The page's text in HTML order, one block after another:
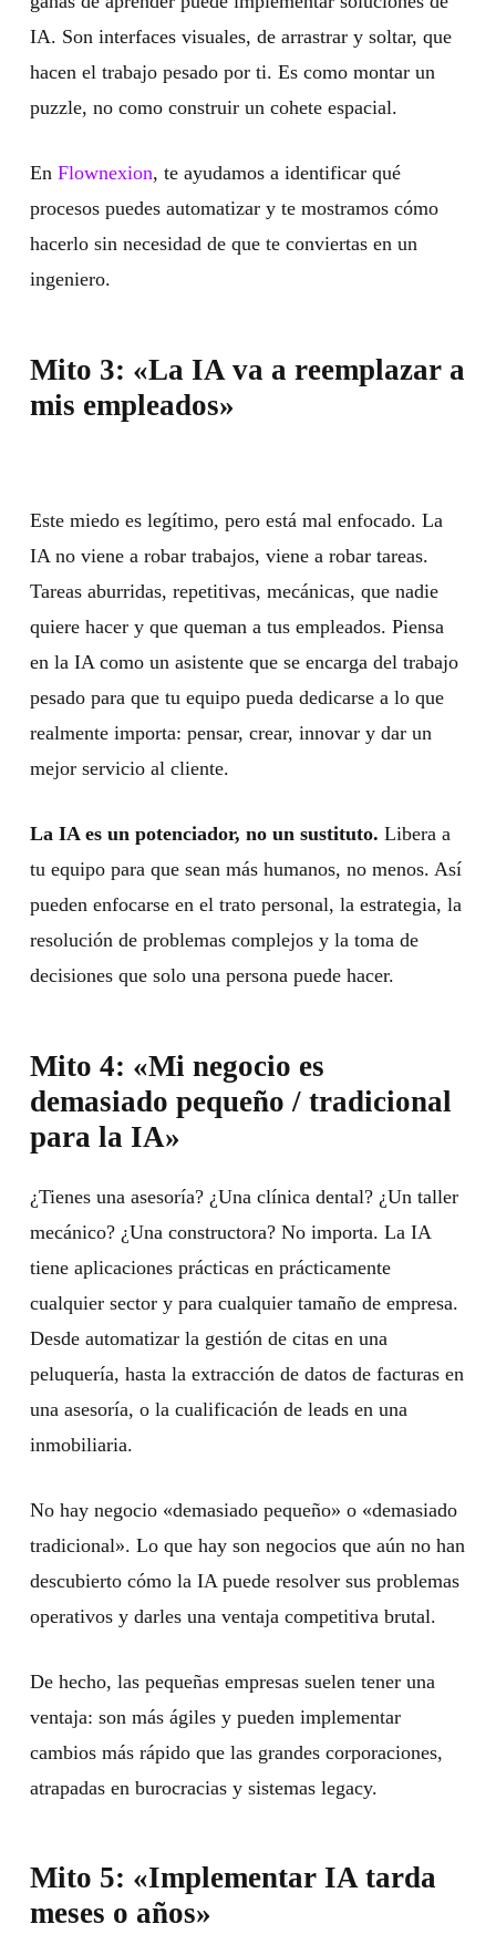
IA. Son interfaces visuales, de arrastrar y soltar, que
hacen el trabajo pesado por ti. Es como montar un
puzzle, no como construir un cohete espacial.
En Flownexion, te ayudamos a identificar qué
procesos puedes automatizar y te mostramos cómo
hacerlo sin necesidad de que te conviertas en un
ingeniero.
Mito 3: «La IA va a reemplazar a
mis empleados»
Este miedo es legítimo, pero está mal enfocado. La
IA no viene a robar trabajos, viene a robar tareas.
Tareas aburridas, repetitivas, mecánicas, que nadie
quiere hacer y que queman a tus empleados. Piensa
en la IA como un asistente que se encarga del trabajo
pesado para que tu equipo pueda dedicarse a lo que
realmente importa: pensar, crear, innovar y dar un
mejor servicio al cliente.
La IA es un potenciador, no un sustituto. Libera a
tu equipo para que sean más humanos, no menos. Así
pueden enfocarse en el trato personal, la estrategia, la
resolución de problemas complejos y la toma de
decisiones que solo una persona puede hacer.
Mito 4: «Mi negocio es
demasiado pequeño / tradicional
para la IA»
¿Tienes una asesoría? ¿Una clínica dental? ¿Un taller
mecánico? ¿Una constructora? No importa. La IA
tiene aplicaciones prácticas en prácticamente
cualquier sector y para cualquier tamaño de empresa.
Desde automatizar la gestión de citas en una
peluquería, hasta la extracción de datos de facturas en
una asesoría, o la cualificación de leads en una
inmobiliaria.
No hay negocio «demasiado pequeño» o «demasiado
tradicional». Lo que hay son negocios que aún no han
descubierto cómo la IA puede resolver sus problemas
operativos y darles una ventaja competitiva brutal.
De hecho, las pequeñas empresas suelen tener una
ventaja: son más ágiles y pueden implementar
cambios más rápido que las grandes corporaciones,
atrapadas en burocracias y sistemas legacy.
Mito 5: «Implementar IA tarda
meses o años»